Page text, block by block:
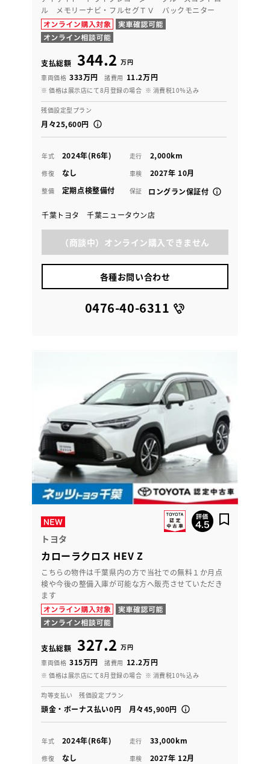
ル メモリーナビ・フルセグＴＶ バックモニター
支払総額 344.2 万円
車両価格 333万円 諸費用 11.2万円
※ 価格は展示店にて8月登録の場合 ※ 消費税10％込み
残価設定型プラン
月々25,600円
年式 2024年(R6年) 走行 2,000km
修復 なし 車検 2027年 10月
整備 定期点検整備付 保証 ロングラン保証付
千葉トヨタ 千葉ニュータウン店
（商談中）オンライン購入できません
各種お問い合わせ
0476-40-6311
トヨタ
カローラクロス HEV Z
こちらの物件は千葉県内の方で当社での無料１か月点
検や今後の整備入庫が可能な方へ販売させていただき
ます
支払総額 327.2 万円
車両価格 315万円 諸費用 12.2万円
※ 価格は展示店にて8月登録の場合 ※ 消費税10％込み
均等支払い 残価設定プラン
頭金・ボーナス払い0円 月々45,900円
年式 2024年(R6年) 走行 33,000km
修復 なし 車検 2027年 12月